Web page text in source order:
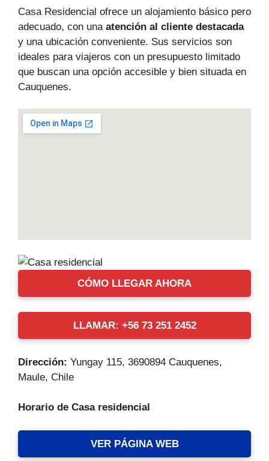
Casa Residencial ofrece un alojamiento básico pero
adecuado, con una atención al cliente destacada
y una ubicación conveniente. Sus servicios son
ideales para viajeros con un presupuesto limitado
que buscan una opción accesible y bien situada en
Cauquenes.
CÓMO LLEGAR AHORA
LLAMAR: +56 73 251 2452
Dirección: Yungay 115, 3690894 Cauquenes,
Maule, Chile
Horario de Casa residencial
VER PÁGINA WEB